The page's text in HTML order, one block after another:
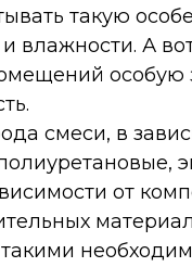
такую
влажности. А
особую
смеси, в
от